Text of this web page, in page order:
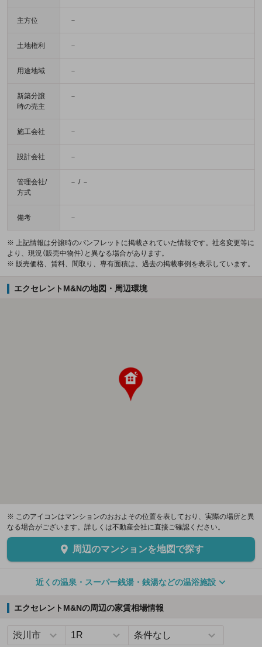
主方位 －
土地権利 －
用途地域 －
新築分譲
時の売主
－
施工会社 －
設計会社 －
管理会社/
方式
－ / －
備考 －
※ 上記情報は分譲時のパンフレットに掲載されていた情報です。社名変更等に
より、現況（販売中物件）と異なる場合があります。
※ 販売価格、賃料、間取り、専有面積は、過去の掲載事例を表示しています。
エクセレントM&Nの地図・周辺環境
※ このアイコンはマンションのおおよその位置を表しており、実際の場所と異
なる場合がございます。詳しくは不動産会社に直接ご確認ください。
周辺のマンションを地図で探す
近くの温泉・スーパー銭湯・銭湯などの温浴施設
エクセレントM&Nの周辺の家賃相場情報